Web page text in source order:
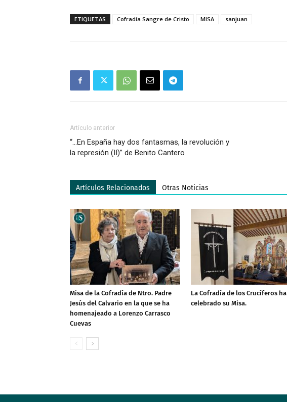
ETIQUETAS Cofradía Sangre de Cristo MISA sanjuan
Artículo anterior
“…En España hay dos fantasmas, la revolución y
la represión (II)” de Benito Cantero
Artículos Relacionados Otras Noticias
Misa de la Cofradía de Ntro. Padre
Jesús del Calvario en la que se ha
homenajeado a Lorenzo Carrasco
Cuevas
La Cofradía de los Crucíferos ha
celebrado su Misa.